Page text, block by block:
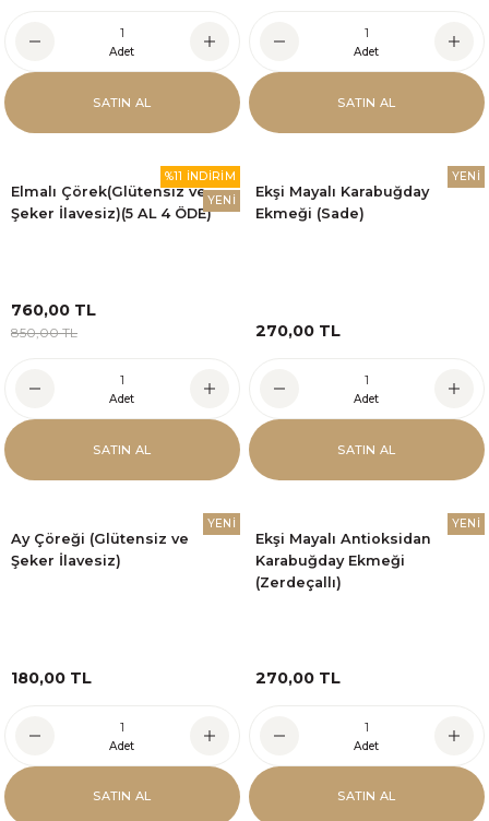
Adet
SATIN AL
Adet
SATIN AL
%11 İNDİRİM
YENİ
Elmalı Çörek(Glütensiz ve
Şeker İlavesiz)(5 AL 4 ÖDE)
760,00 TL
850,00 TL
Adet
SATIN AL
YENİ
Ekşi Mayalı Karabuğday
Ekmeği (Sade)
270,00 TL
Adet
SATIN AL
YENİ
Ay Çöreği (Glütensiz ve
Şeker İlavesiz)
180,00 TL
Adet
SATIN AL
YENİ
Ekşi Mayalı Antioksidan
Karabuğday Ekmeği
(Zerdeçallı)
270,00 TL
Adet
SATIN AL